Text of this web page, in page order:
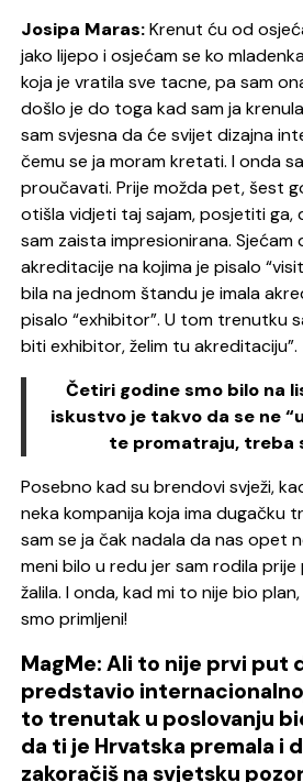
Josipa Maras:Krenut ću od
jako lijepo i osjećam se ko
koja je vratila sve tacne, pa sam
došlo je do toga kad sam ja
sam svjesna da će svijet dizajna
čemu se ja moram kretati. I onda
proučavati. Prije možda pet, šest
otišla vidjeti taj sajam, posjetiti ga,
sam zaista impresionirana. Sjećam
akreditacije na kojima je pisalo
bila na jednom štandu je imala
pisalo “exhibitor”.U tom trenutku
biti exhibitor, želim tu akreditaciju”.
Četiri godine smo bilo na
iskustvo je takvo da se ne
te promatraju, treba
Posebno kad su brendovi svježi,
neka kompanija koja ima dugačku
sam se ja čak nadala da nas opet
meni bilo u redu jer sam rodila prije
žalila. I onda, kad mi to nije bio
smo primljeni!
MagMe: Ali to nije prvi put
predstavio
to trenutak u poslovanju
da ti je Hrvatska premala i
zakoračiš na svjetsku